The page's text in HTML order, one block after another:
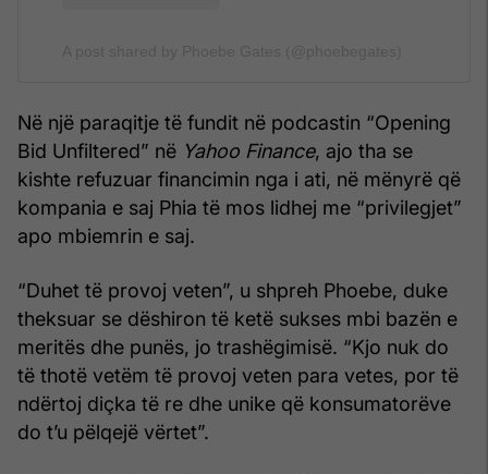
Në një paraqitje të fundit në podcastin “Opening
Bid Unfiltered” në Yahoo Finance, ajo tha se
kishte refuzuar financimin nga i ati, në mënyrë që
kompania e saj Phia të mos lidhej me “privilegjet”
apo mbiemrin e saj.
“Duhet të provoj veten”, u shpreh Phoebe, duke
theksuar se dëshiron të ketë sukses mbi bazën e
meritës dhe punës, jo trashëgimisë. “Kjo nuk do
të thotë vetëm të provoj veten para vetes, por të
ndërtoj diçka të re dhe unike që konsumatorëve
do t’u pëlqejë vërtet”.